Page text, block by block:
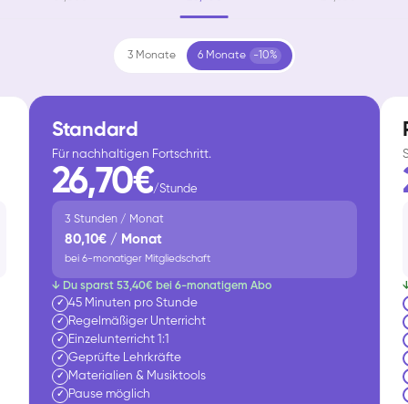
3 Monate 6 Monate -10%
Standard
Für nachhaltigen Fortschritt.
26,70€/Stunde
3 Stunden / Monat
80,10€ / Monat
bei 6-monatiger Mitgliedschaft
↓ Du sparst 53,40€ bei 6-monatigem Abo
✓ 45 Minuten pro Stunde
✓ Regelmäßiger Unterricht
✓ Einzelunterricht 1:1
✓ Geprüfte Lehrkräfte
✓ Materialien & Musiktools
✓ Pause möglich